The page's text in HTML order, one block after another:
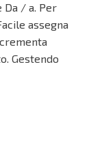
/ a. Per
assegna
Gestendo